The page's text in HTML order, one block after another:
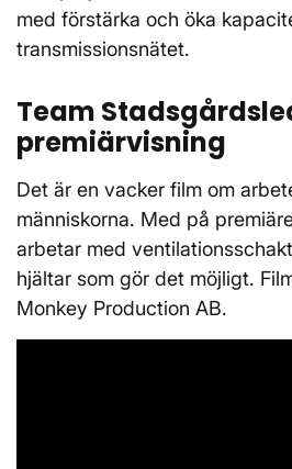
med förstärka och öka
transmissionsnätet.
Team
premiärvisning
Det är en vacker film om
människorna. Med på
arbetar med
hjältar som gör det möjligt.
Monkey Production AB.